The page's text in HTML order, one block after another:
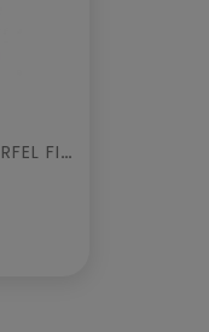
KUBISCHER PFLANZWÜRFEL FIBER